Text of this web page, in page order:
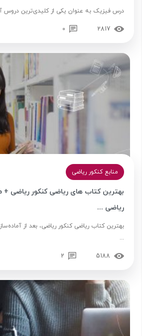
درس فیزیک به عنوان یکی از کلیدی‌ترین دروس
2817
0
منابع کنکور ریاضی
بهترین کتاب های ریاضی کنکور ریاضی +
ریاضی ...
بهترین کتاب ریاضی کنکور ریاضی، بعد از
...
5188
2